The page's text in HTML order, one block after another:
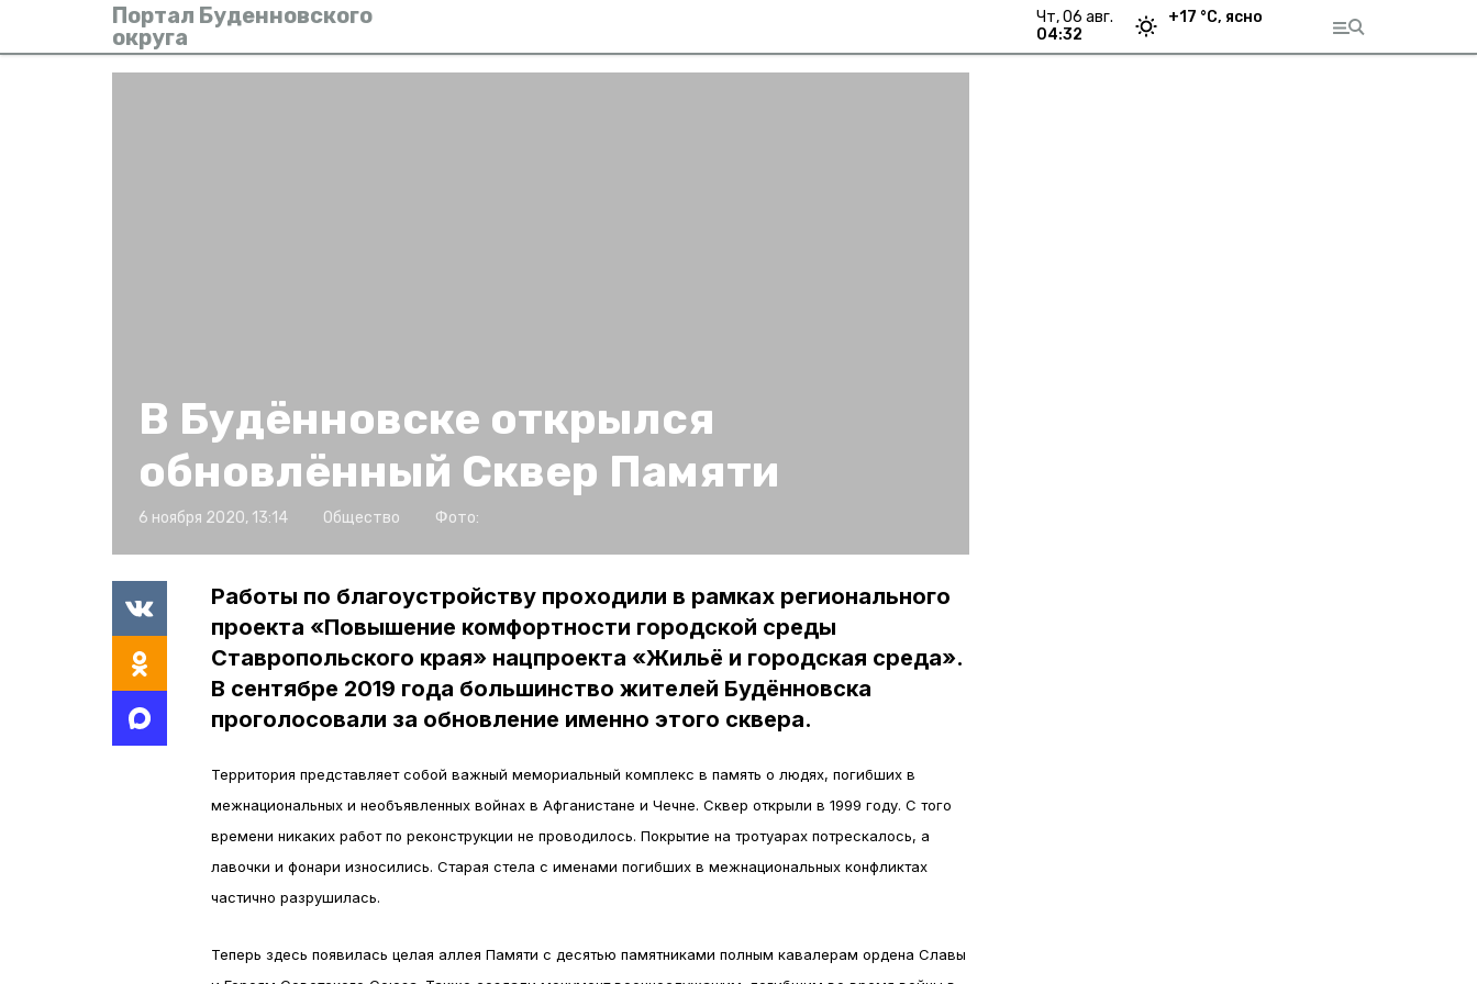
Портал Буденновского
округа
чт, 06 авг.
04:32
+17 °С, ясно
В Будённовске открылся
обновлённый Сквер Памяти
6 ноября 2020, 13:14 Общество Фото:
Работы по благоустройству проходили в рамках регионального
проекта «Повышение комфортности городской среды
Ставропольского края» нацпроекта «Жильё и городская среда».
В сентябре 2019 года большинство жителей Будённовска
проголосовали за обновление именно этого сквера.
Территория представляет собой важный мемориальный комплекс в память о людях, погибших в
межнациональных и необъявленных войнах в Афганистане и Чечне. Сквер открыли в 1999 году. С того
времени никаких работ по реконструкции не проводилось. Покрытие на тротуарах потрескалось, а
лавочки и фонари износились. Старая стела с именами погибших в межнациональных конфликтах
частично разрушилась.
Теперь здесь появилась целая аллея Памяти с десятью памятниками полным кавалерам ордена Славы